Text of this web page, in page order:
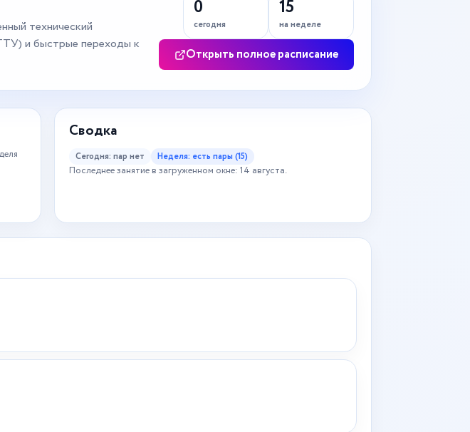
технический
и быстрые переходы к
0
сегодня
15
на неделе
Открыть полное расписание
Сводка
Сегодня: пар нет Неделя: есть пары (15)
Последнее занятие в загруженном окне: 14 августа.